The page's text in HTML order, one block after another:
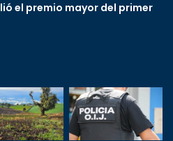
el premio mayor del primer